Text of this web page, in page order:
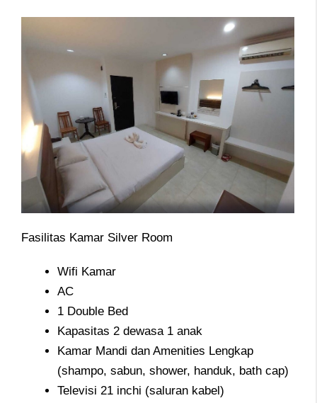
Fasilitas Kamar Silver Room
Wifi Kamar
AC
1 Double Bed
Kapasitas 2 dewasa 1 anak
Kamar Mandi dan Amenities Lengkap
(shampo, sabun, shower, handuk, bath cap)
Televisi 21 inchi (saluran kabel)